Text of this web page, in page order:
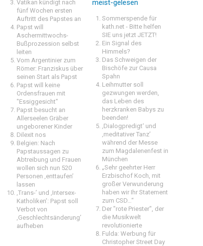
Vatikan kündigt nach
fünf Wochen ersten
Auftritt des Papstes an
Papst will
Aschermittwochs-
Bußprozession selbst
leiten
Vom Argentinier zum
Römer: Franziskus über
seinen Start als Papst
Papst will keine
Ordensfrauen mit
"Essiggesicht"
Papst besucht an
Allerseelen Gräber
ungeborener Kinder
Dilexit nos
Belgien: Nach
Papstaussagen zu
Abtreibung und Frauen
wollen sich nun 520
Personen ‚enttaufen’
lassen
‚Trans-’ und ‚Intersex-
Katholiken’: Papst soll
Verbot von
‚Geschlechtsänderung’
aufheben
meist-gelesen
Sommerspende für
kath.net - Bitte helfen
SIE uns jetzt JETZT!
Ein Signal des
Himmels?
Das Schweigen der
Bischöfe zur Causa
Spahn
Leihmutter soll
gezwungen werden,
das Leben des
herzkranken Babys zu
beenden!
‚Dialogpredigt‘ und
‚meditativer Tanz’
während der Messe
zum Magdalenenfest in
München
„Sehr geehrter Herr
Erzbischof Koch, mit
großer Verwunderung
haben wir Ihr Statement
zum CSD…“
Der "rote Priester", der
die Musikwelt
revolutionierte
Fulda: Werbung für
Christopher Street Day